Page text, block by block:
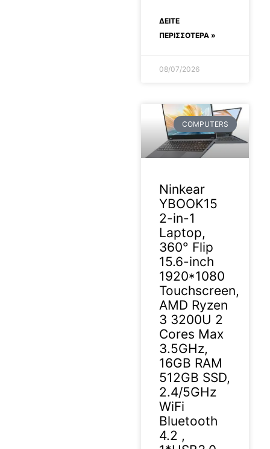
ΔΕΊΤΕ
ΠΕΡΙΣΣΟΤΕΡΑ »
08/07/2026
COMPUTERS
Ninkear
YBOOK15
2-in-1
Laptop,
360° Flip
15.6-inch
1920*1080
Touchscreen,
AMD Ryzen
3 3200U 2
Cores Max
3.5GHz,
16GB RAM
512GB SSD,
2.4/5GHz
WiFi
Bluetooth
4.2 ,